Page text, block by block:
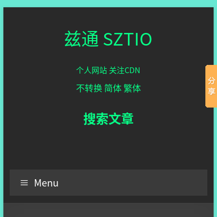
兹通 SZTIO
个人网站 关注CDN
不转换 简体繁体
搜索文章
Menu